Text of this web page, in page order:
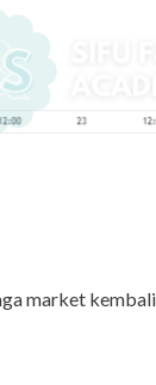
market